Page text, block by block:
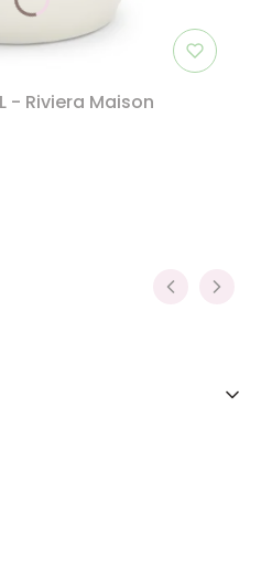
- Riviera Maison